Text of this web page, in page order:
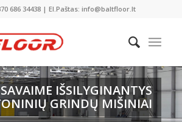
686 34438 | El.Paštas: info@baltfloor.lt
SAVAIME IŠSILYGINANTYS
GRINDŲ MIŠINIAI